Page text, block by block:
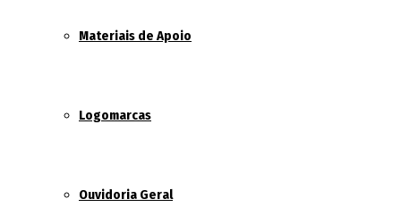
Materiais de Apoio
Logomarcas
Ouvidoria Geral